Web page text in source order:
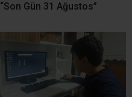
“Son Gün 31 Ağustos”